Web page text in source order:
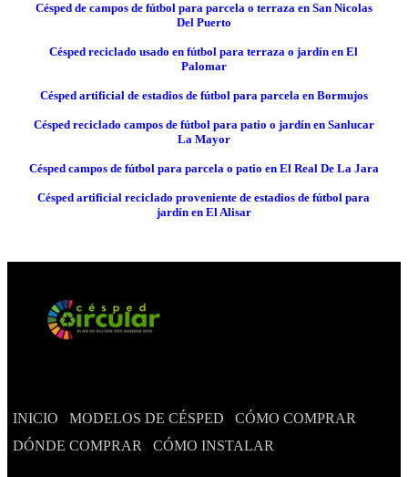
Césped de campos de fútbol para parcela o terraza en San Nicolas
Del Puerto
Césped reciclado usado en fútbol para terraza o jardín en El
Palomar
Césped artificial de estadios de fútbol para parcela en Bormujos
Césped reciclado campos de fútbol para patio o jardín en Sanlucar
La Mayor
Césped campos de fútbol para parcela o patio en El Real De La Jara
Césped artificial reciclado proveniente de estadios de fútbol para
jardín en El Alisar
INICIO MODELOS DE CÉSPED
CÓMO COMPRAR
DÓNDE COMPRAR
CÓMO INSTALAR